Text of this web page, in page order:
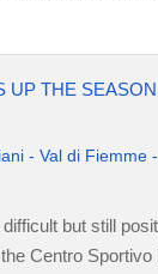
UP THE
but still
Centro Sportivo